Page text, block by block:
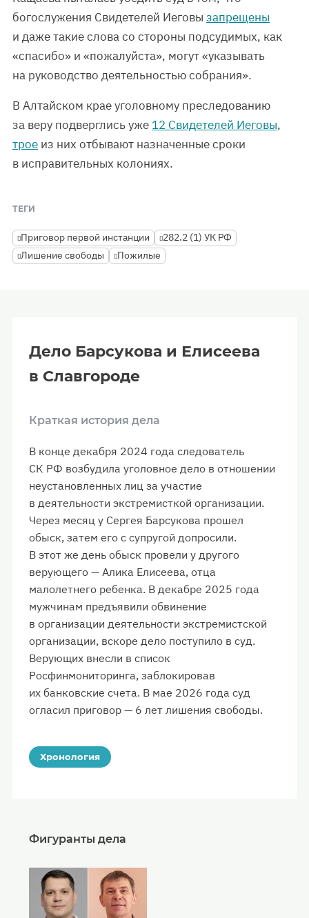
богослужения Свидетелей Иеговы запрещены
и даже такие слова со стороны подсудимых, как
«спасибо» и «пожалуйста», могут «указывать
на руководство деятельностью собрания».
В Алтайском крае уголовному преследованию
за веру подверглись уже 12 Свидетелей Иеговы,
трое из них отбывают назначенные сроки
в исправительных колониях.
ТЕГИ
Приговор первой инстанции
282.2 (1) УК РФ
Лишение свободы
Пожилые
Дело Барсукова и Елисеева
в Славгороде
Краткая история дела
В конце декабря 2024 года следователь
СК РФ возбудила уголовное дело в отношении
неустановленных лиц за участие
в деятельности экстремисткой организации.
Через месяц у Сергея Барсукова прошел
обыск, затем его с супругой допросили.
В этот же день обыск провели у другого
верующего — Алика Елисеева, отца
малолетнего ребенка. В декабре 2025 года
мужчинам предъявили обвинение
в организации деятельности экстремистской
организации, вскоре дело поступило в суд.
Верующих внесли в список
Росфинмониторинга, заблокировав
их банковские счета. В мае 2026 года суд
огласил приговор — 6 лет лишения свободы.
Хронология
Фигуранты дела